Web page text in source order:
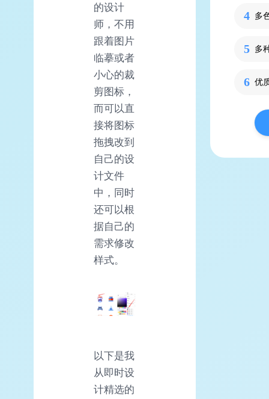
的设计
师，不用
跟着图片
临摹或者
小心的裁
剪图标，
而可以直
接将图标
拖拽改到
自己的设
计文件
中，同时
还可以根
据自己的
需求修改
样式。
以下是我
从即时设
计精选的
多
多
优